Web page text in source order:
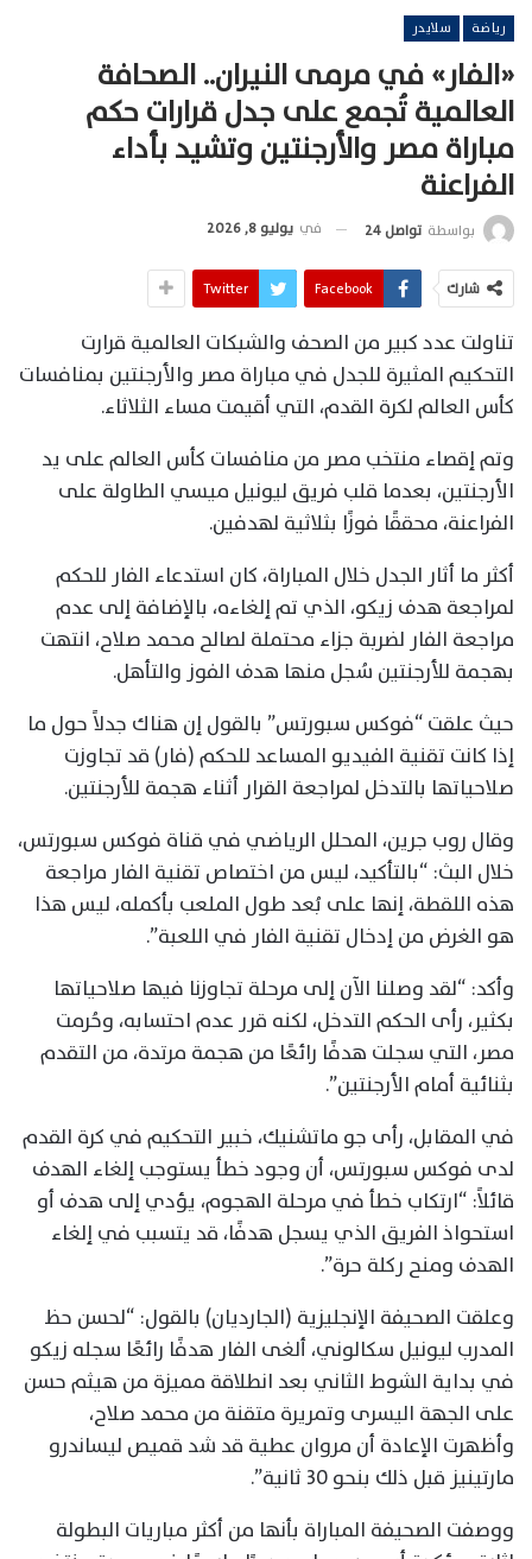
رياضة سلايدر
«الفار» في مرمى النيران.. الصحافة
العالمية تُجمع على جدل قرارات حكم
مباراة مصر والأرجنتين وتشيد بأداء
الفراعنة
بواسطة تواصل 24 في يوليو 8, 2026
شارك Facebook
Twitter
تناولت عدد كبير من الصحف والشبكات العالمية قرارت
التحكيم المثيرة للجدل في مباراة مصر والأرجنتين بمنافسات
كأس العالم لكرة القدم، التي أقيمت مساء الثلاثاء.
وتم إقصاء منتخب مصر من منافسات كأس العالم على يد
الأرجنتين، بعدما قلب فريق ليونيل ميسي الطاولة على
الفراعنة، محققًا فوزًا بثلاثية لهدفين.
أكثر ما أثار الجدل خلال المباراة، كان استدعاء الفار للحكم
لمراجعة هدف زيكو، الذي تم إلغاءه، بالإضافة إلى عدم
مراجعة الفار لضربة جزاء محتملة لصالح محمد صلاح، انتهت
بهجمة للأرجنتين سُجل منها هدف الفوز والتأهل.
حيث علقت “فوكس سبورتس” بالقول إن هناك جدلاً حول ما
إذا كانت تقنية الفيديو المساعد للحكم (فار) قد تجاوزت
صلاحياتها بالتدخل لمراجعة القرار أثناء هجمة للأرجنتين.
وقال روب جرين، المحلل الرياضي في قناة فوكس سبورتس،
خلال البث: “بالتأكيد، ليس من اختصاص تقنية الفار مراجعة
هذه اللقطة، إنها على بُعد طول الملعب بأكمله، ليس هذا
هو الغرض من إدخال تقنية الفار في اللعبة”.
وأكد: “لقد وصلنا الآن إلى مرحلة تجاوزنا فيها صلاحياتها
بكثير، رأى الحكم التدخل، لكنه قرر عدم احتسابه، وحُرمت
مصر، التي سجلت هدفًا رائعًا من هجمة مرتدة، من التقدم
بثنائية أمام الأرجنتين”.
في المقابل، رأى جو ماتشنيك، خبير التحكيم في كرة القدم
لدى فوكس سبورتس، أن وجود خطأ يستوجب إلغاء الهدف
قائلاً: “ارتكاب خطأ في مرحلة الهجوم، يؤدي إلى هدف أو
استحواذ الفريق الذي يسجل هدفًا، قد يتسبب في إلغاء
الهدف ومنح ركلة حرة”.
وعلقت الصحيفة الإنجليزية (الجارديان) بالقول: “لحسن حظ
المدرب ليونيل سكالوني، ألغى الفار هدفًا رائعًا سجله زيكو
في بداية الشوط الثاني بعد انطلاقة مميزة من هيثم حسن
على الجهة اليسرى وتمريرة متقنة من محمد صلاح،
وأظهرت الإعادة أن مروان عطية قد شد قميص ليساندرو
مارتينيز قبل ذلك بنحو 30 ثانية”.
ووصفت الصحيفة المباراة بأنها من أكثر مباريات البطولة